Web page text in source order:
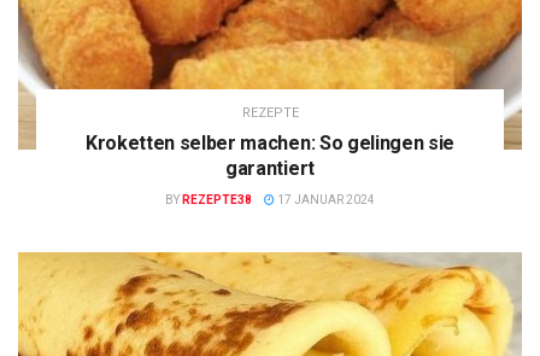
REZEPTE
Kroketten selber machen: So gelingen sie
garantiert
BY REZEPTE38 17 JANUAR 2024